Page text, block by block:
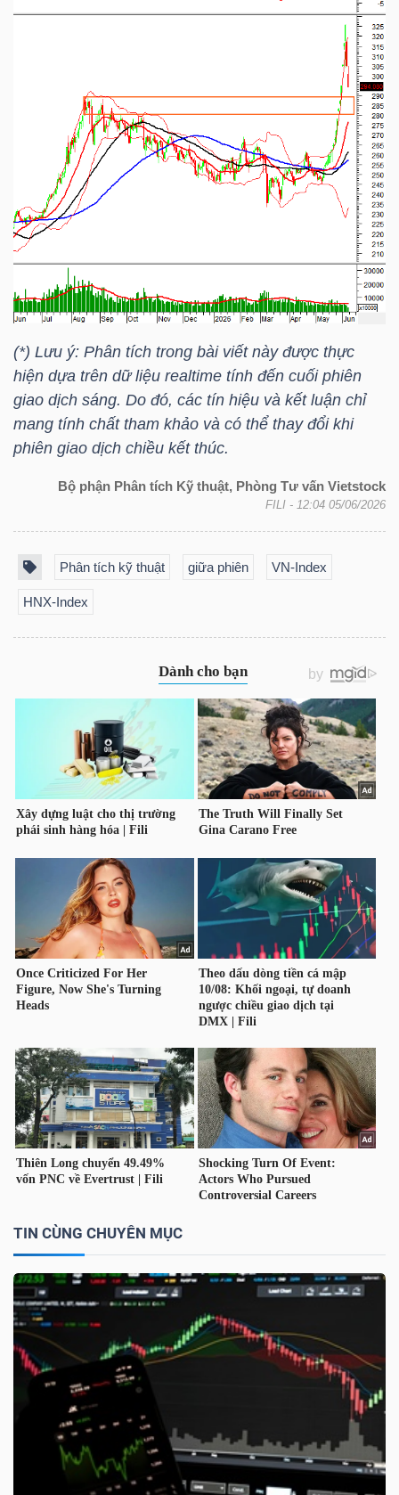
(*) Lưu ý: Phân tích trong bài viết này được thực
hiện dựa trên dữ liệu realtime tính đến cuối phiên
giao dịch sáng. Do đó, các tín hiệu và kết luận chỉ
mang tính chất tham khảo và có thể thay đổi khi
phiên giao dịch chiều kết thúc.
Bộ phận Phân tích Kỹ thuật, Phòng Tư vấn Vietstock
FILI - 12:04 05/06/2026
Phân tích kỹ thuật giữa phiên VN-Index
HNX-Index
TIN CÙNG CHUYÊN MỤC
PHIẾU
PHÁI
SINH
TRÁI
PHIẾU
TRUY
Ngành
VS-
NĂNG
LƯỢNG
NGUYÊN
VẬT
LIỆU
NGHIỆP
DÙNG
KHÔNG